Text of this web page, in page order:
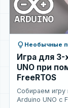
lightbulb Необычные
Игра для
UNO при
FreeRTOS
Собираем игру
Arduino UNO с